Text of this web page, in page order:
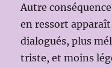
Autre
en ressort
dialogués, plus
triste, et moins